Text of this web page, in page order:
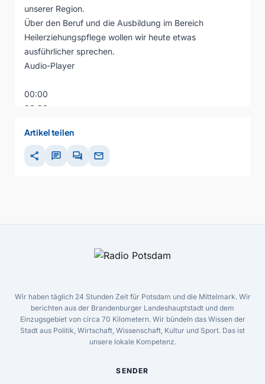
unserer Region.
Über den Beruf und die Ausbildung im Bereich
Heilerziehungspflege wollen wir heute etwas
ausführlicher sprechen.
Audio-Player
00:00
00:00
Artikel teilen
share chat forum mail
Wir haben täglich 24 Stunden Zeit für Potsdam und die Mittelmark. Wir
berichten aus der Brandenburger Landeshauptstadt und dem
Einzugsgebiet von circa 70 Kilometern. Wir bündeln das Wissen der
Stadt aus Politik, Wirtschaft, Wissenschaft, Kultur und Sport. Das ist
unsere lokale Kompetenz.
SENDER